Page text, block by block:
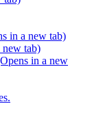
in a new tab)
new tab)
in a new